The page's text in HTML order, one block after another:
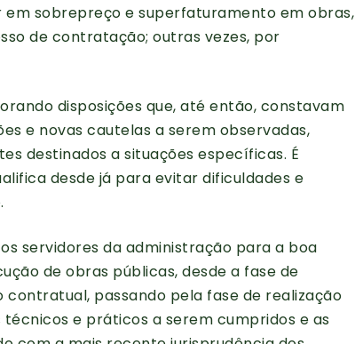
sobrepreço e superfaturamento em obras,
de contratação; outras vezes, por
disposições que, até então, constavam
e novas cautelas a serem observadas,
destinados a situações específicas. É
desde já para evitar dificuldades e
servidores da administração para a boa
de obras públicas, desde a fase de
passando pela fase de realização
e práticos a serem cumpridos e as